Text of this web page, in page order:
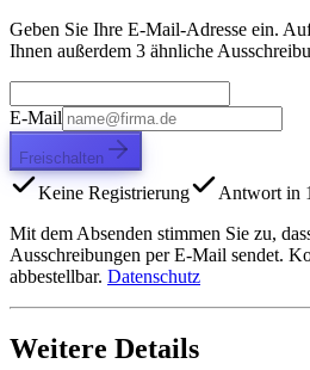
Geben Sie Ihre E-Mail-Adresse ein.
Ihnen außerdem 3 ähnliche
E-Mail
Freischalten
Keine Registrierung
Antwort in
Mit dem Absenden stimmen Sie zu,
Ausschreibungen per E-Mail sendet.
abbestellbar. Datenschutz
Weitere Details